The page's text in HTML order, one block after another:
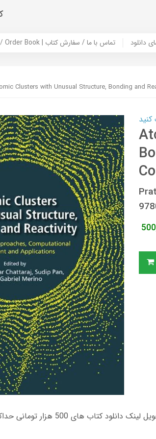
Contact Us / Order Book | تماس با ما / سفارش کتاب دانلود
Clusters with Unusual Structure, Bonding and